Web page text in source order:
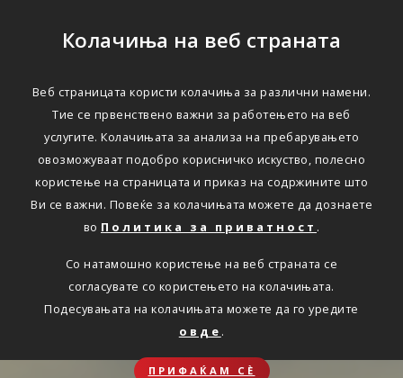
Колачиња на веб страната
Веб страницата користи колачиња за различни намени.
Тие се првенствено важни за работењето на веб
услугите. Колачињата за анализа на пребарувањето
овозможуваат подобро корисничко искуство, полесно
користење на страницата и приказ на содржините што
Ви се важни. Повеќе за колачињата можете да дознаете
во Политика за приватност .
Со натамошно користење на веб страната се
согласувате со користењето на колачињата.
Подесувањата на колачињата можете да го уредите
овде .
ПРИФАЌАМ СЀ